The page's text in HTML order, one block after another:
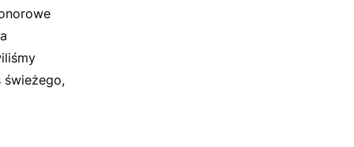
świeżego,